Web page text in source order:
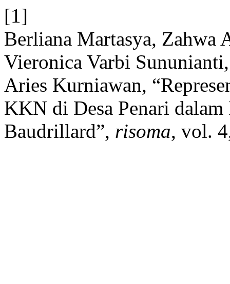
[1]
Berliana Martasya,
Vieronica Varbi
Aries Kurniawan,
KKN di Desa Penari
Baudrillard”, risoma, vol.